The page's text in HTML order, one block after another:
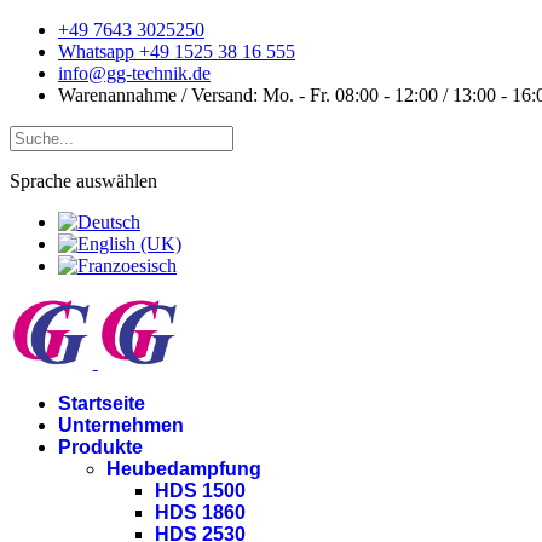
+49 7643 3025250
Whatsapp +49 1525 38 16 555
info@gg-technik.de
Warenannahme / Versand: Mo. - Fr. 08:00 - 12:00 / 13:00 -
Sprache auswählen
Startseite
Unternehmen
Produkte
Heubedampfung
HDS 1500
HDS 1860
HDS 2530